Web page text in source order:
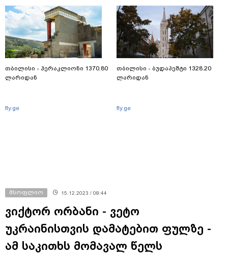
თბილისი - ჰერაკლიონი 1370.80
ლარიდან
fly.ge
თბილისი - ბუდაპეშტი 1328.20
ლარიდან
fly.ge
მსოფლიო 15.12.2023 / 08:44
ვიქტორ ორბანი - ვეტო
უკრაინისთვის დამატებით ფულზე -
ამ საკითხს მომავალ წელს